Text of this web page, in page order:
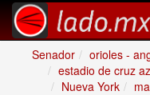
Senador
orioles -
estadio de cruz
Nueva York